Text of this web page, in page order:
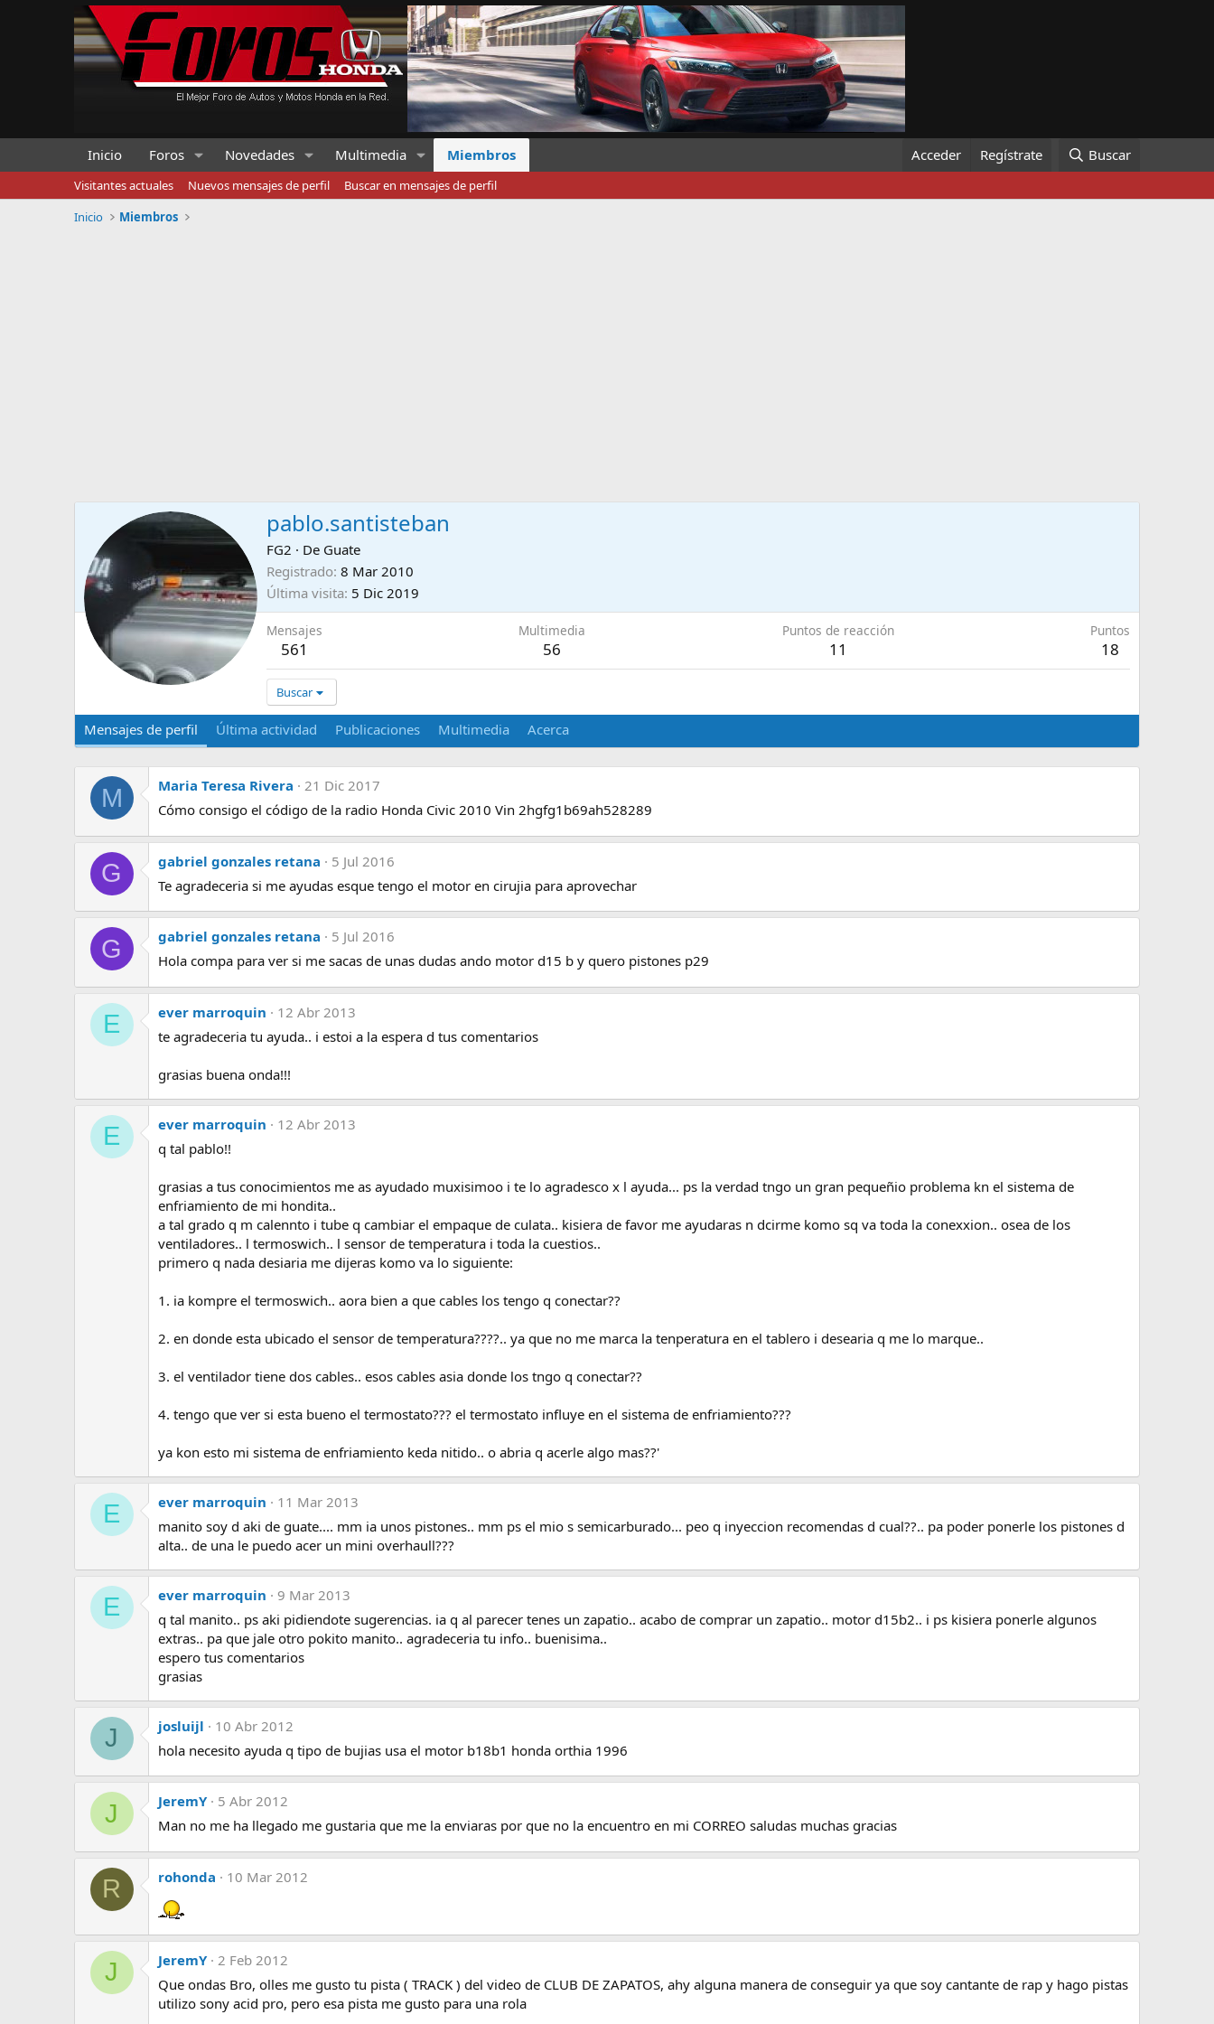
Inicio Foros Novedades Multimedia Miembros Acceder Regístrate Buscar
Visitantes actuales Nuevos mensajes de perfil
Buscar en mensajes de perfil
Inicio
Miembros
pablo.santisteban
FG2 · De Guate
Registrado 8 Mar 2010
Última visita 5 Dic 2019
Mensajes
561
Multimedia
56
Puntos de reacción
11
Puntos
18
Buscar
Mensajes de perfil Última actividad Publicaciones Multimedia Acerca
M Maria Teresa Rivera
21 Dic 2017
Cómo consigo el código de la radio Honda Civic 2010 Vin 2hgfg1b69ah528289
G gabriel gonzales retana
5 Jul 2016
Te agradeceria si me ayudas esque tengo el motor en cirujia para aprovechar
G gabriel gonzales retana
5 Jul 2016
Hola compa para ver si me sacas de unas dudas ando motor d15 b y quero pistones p29
E ever marroquin
12 Abr 2013
te agradeceria tu ayuda.. i estoi a la espera d tus comentarios
grasias buena onda!!!
E ever marroquin
12 Abr 2013
q tal pablo!!
grasias a tus conocimientos me as ayudado muxisimoo i te lo agradesco x l ayuda... ps la verdad tngo un gran pequeñio problema kn el sistema de
enfriamiento de mi hondita..
a tal grado q m calennto i tube q cambiar el empaque de culata.. kisiera de favor me ayudaras n dcirme komo sq va toda la conexxion.. osea de los
ventiladores.. l termoswich.. l sensor de temperatura i toda la cuestios..
primero q nada desiaria me dijeras komo va lo siguiente:
1. ia kompre el termoswich.. aora bien a que cables los tengo q conectar??
2. en donde esta ubicado el sensor de temperatura????.. ya que no me marca la tenperatura en el tablero i desearia q me lo marque..
3. el ventilador tiene dos cables.. esos cables asia donde los tngo q conectar??
4. tengo que ver si esta bueno el termostato??? el termostato influye en el sistema de enfriamiento???
ya kon esto mi sistema de enfriamiento keda nitido.. o abria q acerle algo mas??'
E ever marroquin
11 Mar 2013
manito soy d aki de guate.... mm ia unos pistones.. mm ps el mio s semicarburado... peo q inyeccion recomendas d cual??.. pa poder ponerle los pistones d
alta.. de una le puedo acer un mini overhaull???
E ever marroquin
9 Mar 2013
q tal manito.. ps aki pidiendote sugerencias. ia q al parecer tenes un zapatio.. acabo de comprar un zapatio.. motor d15b2.. i ps kisiera ponerle algunos
extras.. pa que jale otro pokito manito.. agradeceria tu info.. buenisima..
espero tus comentarios
grasias
J josluijl
10 Abr 2012
hola necesito ayuda q tipo de bujias usa el motor b18b1 honda orthia 1996
J JeremY
5 Abr 2012
Man no me ha llegado me gustaria que me la enviaras por que no la encuentro en mi CORREO saludas muchas gracias
R rohonda 10 Mar 2012
J JeremY
2 Feb 2012
Que ondas Bro, olles me gusto tu pista ( TRACK ) del video de CLUB DE ZAPATOS, ahy alguna manera de conseguir ya que soy cantante de rap y hago pistas
utilizo sony acid pro, pero esa pista me gusto para una rola